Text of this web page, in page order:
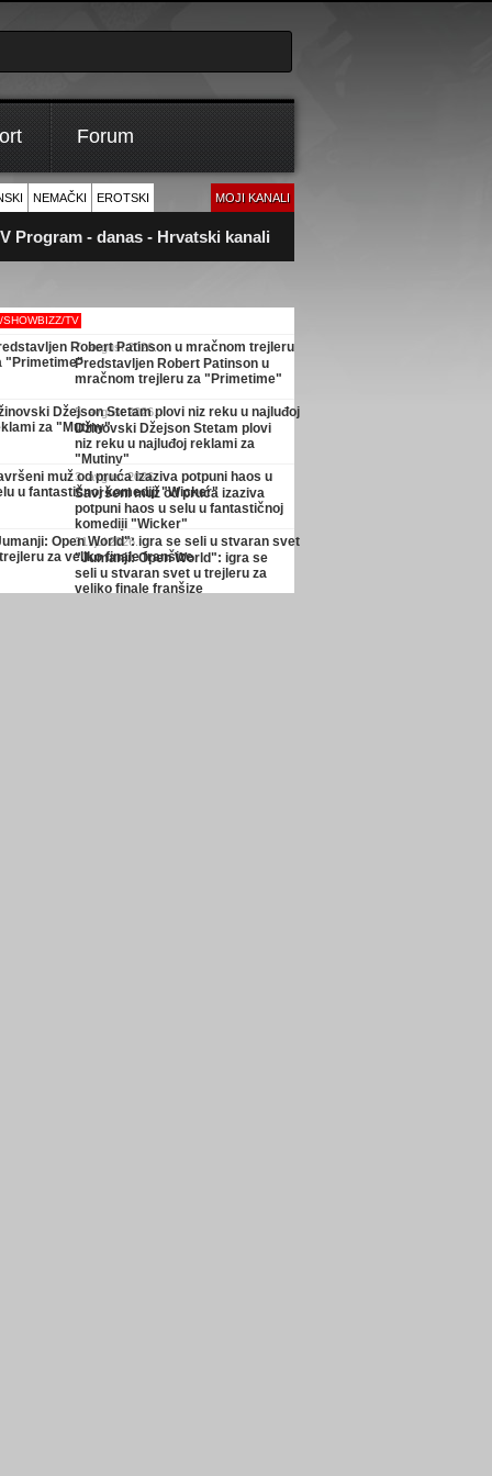
Forum
NEMAČKI EROTSKI MOJI KANALI
Program - danas - Hrvatski kanali
SHOWBIZZ/TV
7. avgust 2026.
Predstavljen Robert Patinson u
mračnom trejleru za "Primetime"
5. avgust 2026.
Džinovski Džejson Stetam plovi
niz reku u najluđoj reklami za
"Mutiny"
3. avgust 2026.
Savršeni muž od pruća izaziva
potpuni haos u selu u fantastičnoj
komediji "Wicker"
31. jul 2026.
"Jumanji: Open World": igra se
seli u stvaran svet u trejleru za
veliko finale franšize